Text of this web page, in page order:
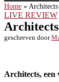
Home »
LIVE REVIEW
geschreven door
Architects, een